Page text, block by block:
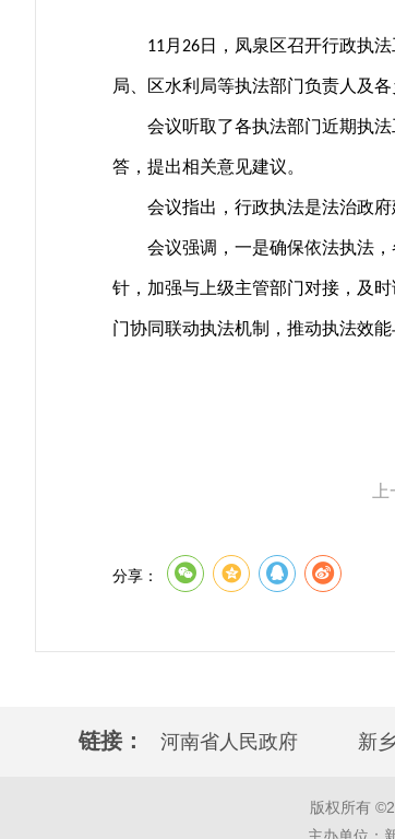
11月 26日，凤泉区召开行政执
局、区水利局等执法部门负责人及
会议听取了各执法部门近期执
答，提出相关意见建议。
会议指出，行政执法是法治政
会议强调，一是确保依法执法
针，加强与上级主管部门对接，及
门协同联动执法机制，推动执法效能
分享：
链接： 河南省人民政府 新
版权所有